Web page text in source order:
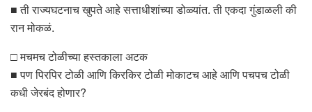
■ ती राज्यघटनाच खुपते आहे सत्ताधीशांच्या डोळ्यांत. ती एकदा गुंडाळली की
रान मोकळं.
□ मचमच टोळीच्या हस्तकाला अटक
■ पण पिरपिर टोळी आणि किरकिर टोळी मोकाटच आहे आणि पचपच टोळी
कधी जेरबंद होणार?